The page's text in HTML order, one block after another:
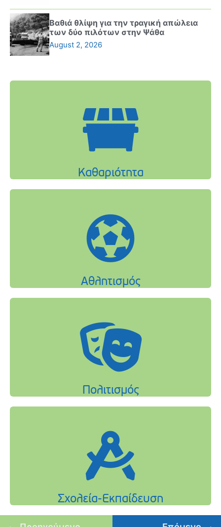
Βαθιά θλίψη για την τραγική απώλεια
των δύο πιλότων στην Ψάθα
August 2, 2026